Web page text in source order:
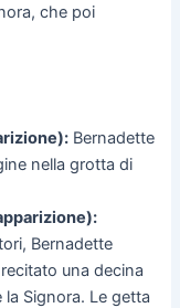
che poi
Bernadette
nella grotta di
Bernadette
una decina
Signora. Le getta